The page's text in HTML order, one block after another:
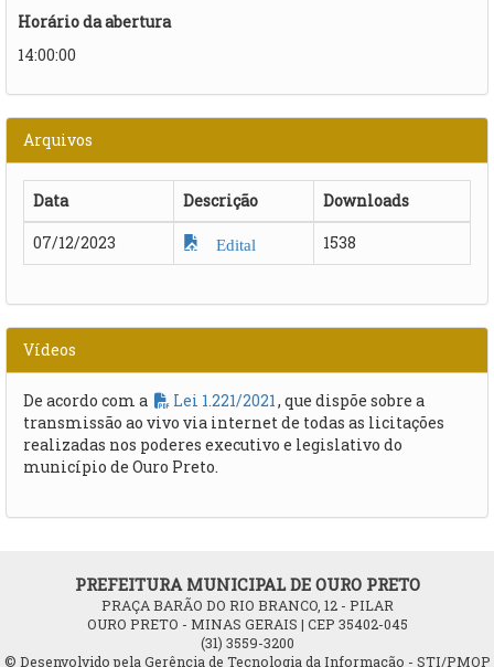
Horário da abertura
14:00:00
Arquivos
Data Descrição
Downloads
07/12/2023
Edital 1538
Vídeos
De acordo com a Lei 1.221/2021 , que dispõe sobre a
transmissão ao vivo via internet de todas as licitações
realizadas nos poderes executivo e legislativo do
município de Ouro Preto.
PREFEITURA MUNICIPAL DE OURO PRETO
PRAÇA BARÃO DO RIO BRANCO, 12 - PILAR
OURO PRETO - MINAS GERAIS | CEP 35402-045
(31) 3559-3200
© Desenvolvido pela Gerência de Tecnologia da Informação - STI/PMOP